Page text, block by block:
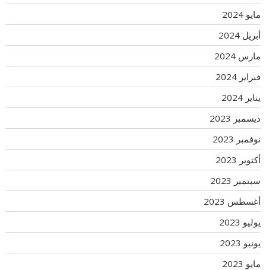
مايو 2024
أبريل 2024
مارس 2024
فبراير 2024
يناير 2024
ديسمبر 2023
نوفمبر 2023
أكتوبر 2023
سبتمبر 2023
أغسطس 2023
يوليو 2023
يونيو 2023
مايو 2023